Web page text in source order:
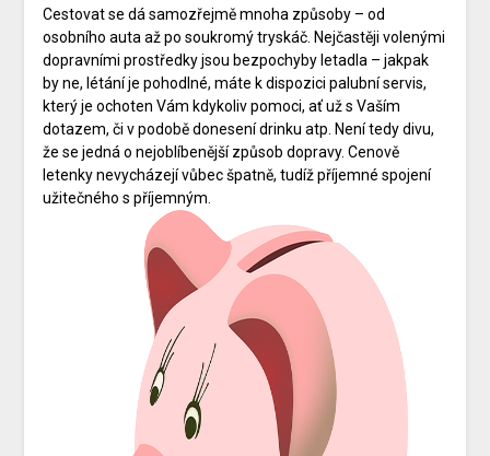
Cestovat se dá samozřejmě mnoha způsoby – od
osobního auta až po soukromý tryskáč. Nejčastěji volenými
dopravními prostředky jsou bezpochyby letadla – jakpak
by ne, létání je pohodlné, máte k dispozici palubní servis,
který je ochoten Vám kdykoliv pomoci, ať už s Vaším
dotazem, či v podobě donesení drinku atp. Není tedy divu,
že se jedná o nejoblíbenější způsob dopravy. Cenově
letenky nevycházejí vůbec špatně, tudíž příjemné spojení
užitečného s příjemným.